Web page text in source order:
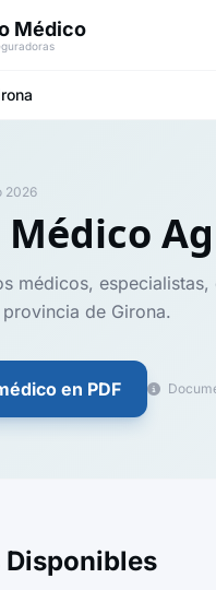
Médico
2026
Médico
médicos,
de Girona.
en PDF